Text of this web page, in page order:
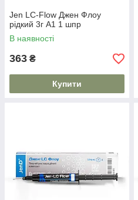
Jen LC-Flow Джен Флоу
рідкий 3г А1 1 шпр
В наявності
363 ₴
Купити